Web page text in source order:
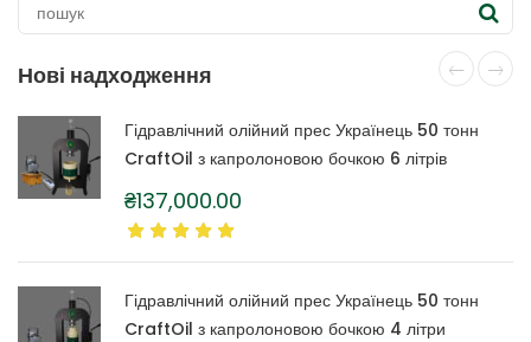
Нові надходження
Гідравлічний олійний прес Українець 50 тонн
CraftOil з капролоновою бочкою 6 літрів
₴137,000.00
Гідравлічний олійний прес Українець 50 тонн
CraftOil з капролоновою бочкою 4 літри